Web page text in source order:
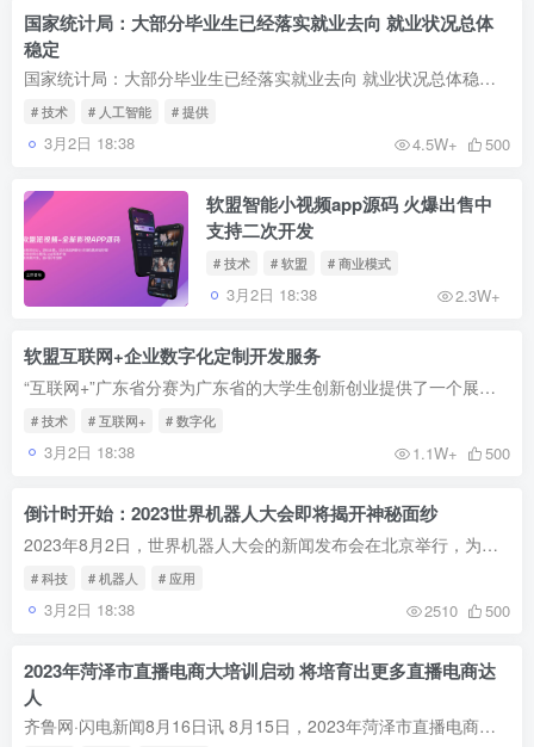
国家统计局：大部分毕业生已经落实就业去向 就业状况总体
稳定
国家统计局：大部分毕业生已经落实就业去向 就业状况总体稳定!国家统计局在2023年7月份国民经济运行情况新闻发布会上指出，大部分毕业生已经落实就业去向，就业状况总体稳定。政府的扶持政策和...
# 技术 # 人工智能 # 提供
3月2日 18:38 4.5W+ 500
软盟智能小视频app源码 火爆出售中
支持二次开发
# 技术 # 软盟 # 商业模式
3月2日 18:38 2.3W+
软盟互联网+企业数字化定制开发服务
“互联网+”广东省分赛为广东省的大学生创新创业提供了一个展示和交流的平台。参赛项目展示了广东省年轻人的创新能力和创业激情。通过这次比赛，广东省的创新创业氛围得到了进一步的激发，为未...
# 技术 # 互联网+ # 数字化
3月2日 18:38 1.1W+ 500
倒计时开始：2023世界机器人大会即将揭开神秘面纱
2023年8月2日，世界机器人大会的新闻发布会在北京举行，为即将到来的盛会预热掀起了一轮高潮。记者从发布会上获悉，本届大会将于8月16日至22日在北京北人亦创国际会展中心举行。展会包括开幕式...
# 科技 # 机器人 # 应用
3月2日 18:38 2510 500
2023年菏泽市直播电商大培训启动 将培育出更多直播电商达
人
齐鲁网·闪电新闻8月16日讯 8月15日，2023年菏泽市直播电商大培训启动仪式在牡丹区举行，菏泽市副市长张鹏出席仪式并讲话，牡丹区委副书记、区长董良峰参加活动。